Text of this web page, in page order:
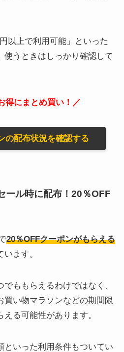
以上で利用可能」といった
使うときはしっかり確認して
得にまとめ買い！／
の配布状況を確認する
ール時に配布！20％OFF
20％OFFクーポンがもらえる
ます。
ももらえるわけではなく、
買い物マラソンなどの期間限
る可能性があります。
といった利用条件もついてい